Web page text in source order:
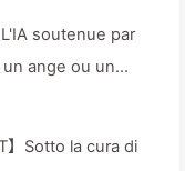
L'IA soutenue par
ange ou un
】Sotto la cura di